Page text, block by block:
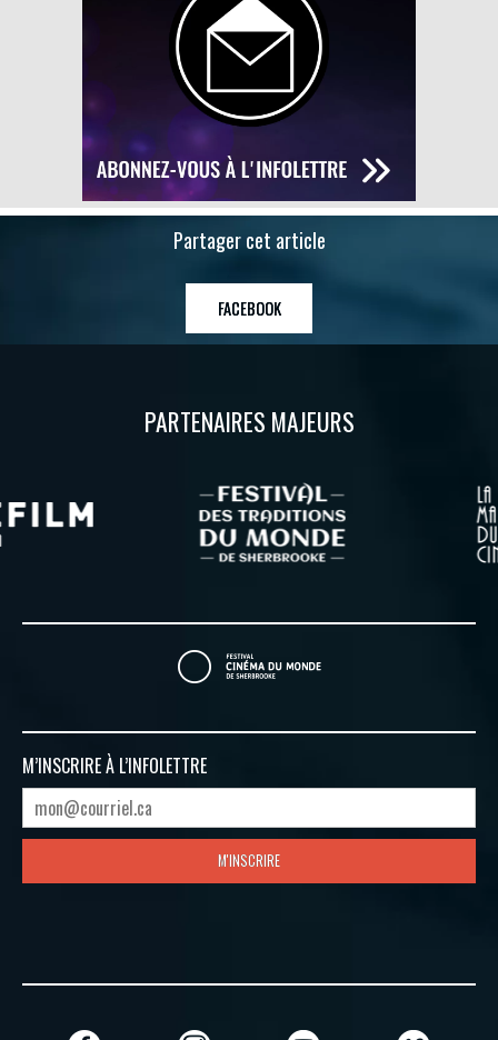
Partager cet article
FACEBOOK
PARTENAIRES MAJEURS
M’INSCRIRE À L’INFOLETTRE
M'INSCRIRE